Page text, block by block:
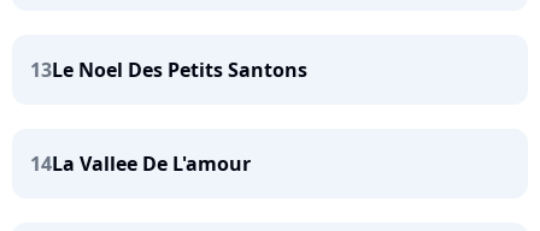
13Le Noel Des Petits Santons
14La Vallee De L'amour